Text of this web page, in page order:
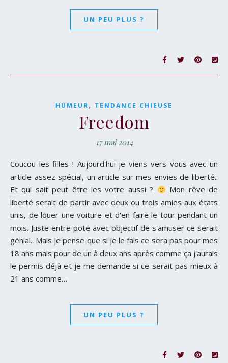
UN PEU PLUS ?
HUMEUR, TENDANCE CHIEUSE
Freedom
17 mai 2014
Coucou les filles ! Aujourd'hui je viens vers vous avec un
article assez spécial, un article sur mes envies de liberté..
Et qui sait peut être les votre aussi ?
Mon rêve de
liberté serait de partir avec deux ou trois amies aux états
unis, de louer une voiture et d'en faire le tour pendant un
mois. Juste entre pote avec objectif de s'amuser ce serait
génial.. Mais je pense que si je le fais ce sera pas pour mes
18 ans mais pour de un à deux ans après comme ça j'aurais
le permis déjà et je me demande si ce serait pas mieux à
21 ans comme…
UN PEU PLUS ?